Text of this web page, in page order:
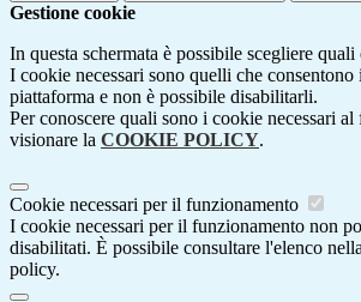
Gestione cookie
In questa schermata è possibile scegliere
I cookie necessari sono quelli che
piattaforma e non è possibile disabilitarli.
Per conoscere quali sono i cookie necessari
visionare la COOKIE POLICY.
Cookie necessari per il funzionamento
I cookie necessari per il funzionamento non
disabilitati. È possibile consultare l'elenco
policy.